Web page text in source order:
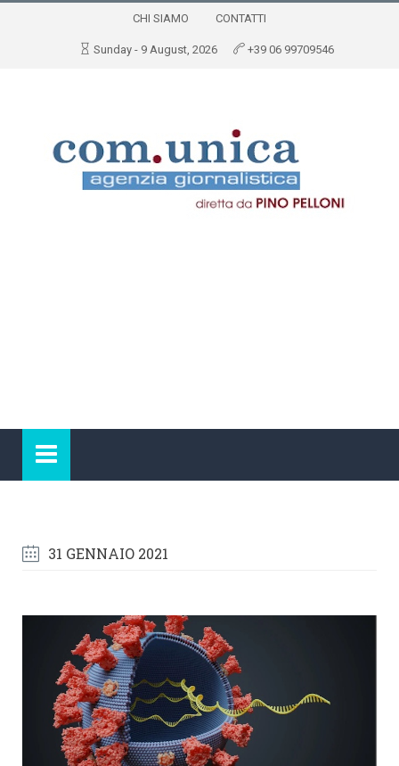
CHI SIAMO CONTATTI
Sunday - 9 August, 2026 +39 06 99709546
31 GENNAIO 2021